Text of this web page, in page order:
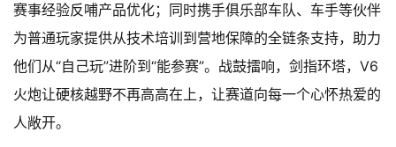
赛事经验反哺产品优化；同时携手俱乐部车队、车手等伙伴
为普通玩家提供从技术培训到营地保障的全链条支持，助力
他们从“自己玩”进阶到“能参赛”。战鼓擂响，剑指环塔，V6
火炮让硬核越野不再高高在上，让赛道向每一个心怀热爱的
人敞开。